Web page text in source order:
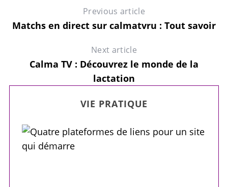
Previous article
Matchs en direct sur calmatvru : Tout savoir
Next article
Calma TV : Découvrez le monde de la
lactation
VIE PRATIQUE